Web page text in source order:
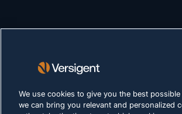
We use cookies to give you the best
we can bring you relevant and personalized